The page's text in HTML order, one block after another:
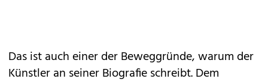
Das ist auch einer der Beweggründe, warum der
Künstler an seiner Biografie schreibt. Dem